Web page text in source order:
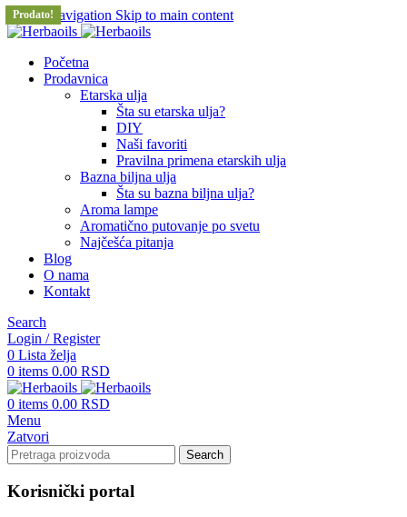
Skip to navigation Skip to main content
Početna
Prodavnica
Etarska ulja
Šta su etarska ulja?
DIY
Naši favoriti
Pravilna primena etarskih ulja
Bazna biljna ulja
Šta su bazna biljna ulja?
Aroma lampe
Aromatično putovanje po svetu
Najčešća pitanja
Blog
O nama
Kontakt
Search
Login / Register
0 Lista želja
0 items 0.00 RSD
0 items 0.00 RSD
Menu
Zatvori
Search
Korisnički portal
Prodato!
Prodato!
Prodato!
Prodato!
Prodato!
Prodato!
Prodato!